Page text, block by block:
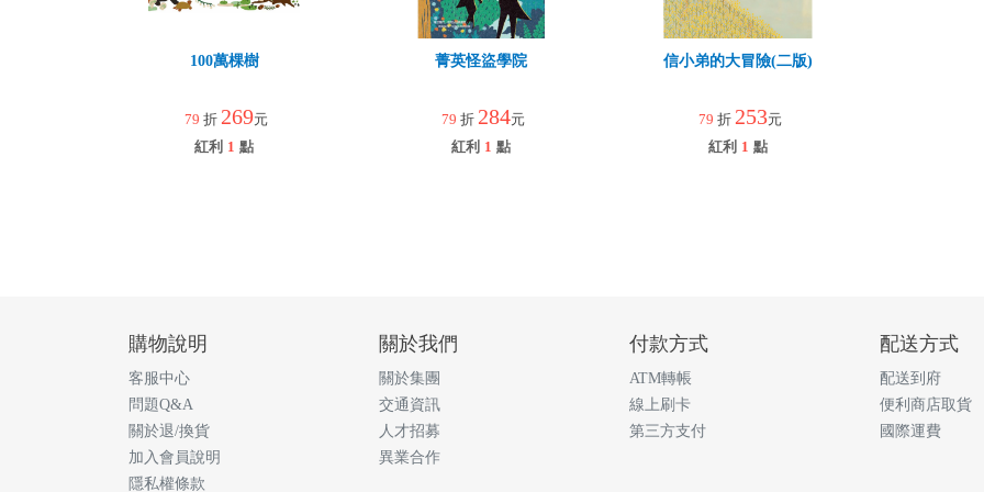
100萬棵樹
79 折 269元
紅利 1 點
菁英怪盜學院
79 折 284元
紅利 1 點
信小弟的大冒險(二版)
79 折 253元
紅利 1 點
購物說明
客服中心
問題Q&A
關於退/換貨
加入會員說明
隱私權條款
關於我們
關於集團
交通資訊
人才招募
異業合作
付款方式
ATM轉帳
線上刷卡
第三方支付
配送方式
配送到府
便利商店取貨
國際運費